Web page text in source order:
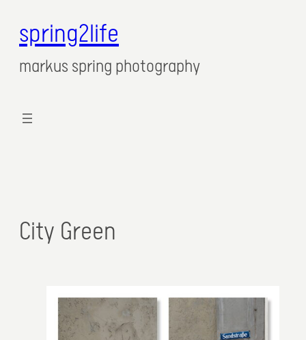
spring2life
markus spring photography
City Green